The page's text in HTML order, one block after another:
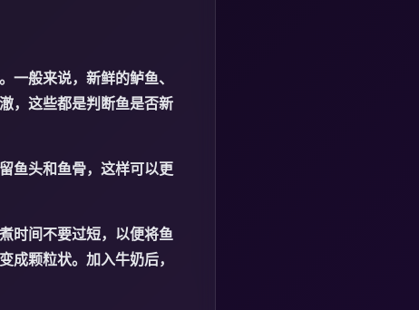
般来说，新鲜的鲈鱼、
，这些都是判断鱼是否新
鱼头和鱼骨，这样可以更
时间不要过短，以便将鱼
成颗粒状。加入牛奶后，